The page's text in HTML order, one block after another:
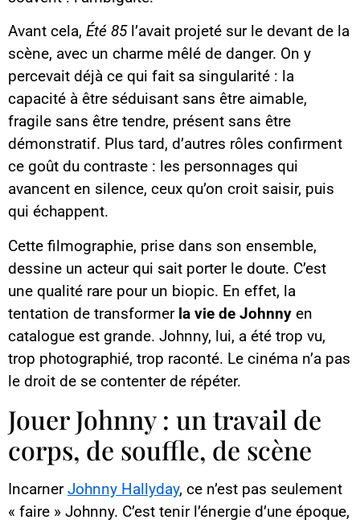
Avant cela, Été 85l’avait projeté sur le devant de la
scène, avec un charme mêlé de danger. On y
percevait déjà ce qui fait sa singularité : la
capacité à être séduisant sans être aimable,
fragile sans être tendre, présent sans être
démonstratif. Plus tard, d’autres rôles confirment
ce goût du contraste : les personnages qui
avancent en silence, ceux qu’on croit saisir, puis
qui échappent.
Cette filmographie, prise dans son ensemble,
dessine un acteur qui sait porter le doute. C’est
une qualité rare pour un biopic. En effet, la
tentation de transformer la vie de Johnny en
catalogue est grande. Johnny, lui, a été trop vu,
trop photographié, trop raconté. Le cinéma n’a pas
le droit de se contenter de répéter.
Jouer Johnny : un travail de
corps, de souffle, de scène
IncarnerJohnny Hallyday, ce n’est pas seulement
« faire » Johnny. C’est tenir l’énergie d’une époque,